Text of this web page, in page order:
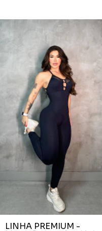
LINHA PREMIUM -